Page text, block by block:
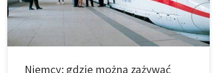
on pozytywną odpowiedź od centrali kolei. […]
Niemcy: gdzie można zażywać